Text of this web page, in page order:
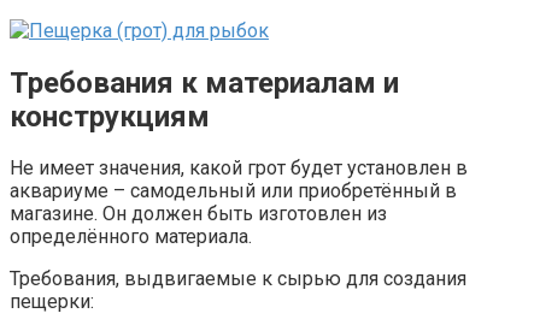
Требования к материалам и
конструкциям
Не имеет значения, какой грот будет установлен в
аквариуме – самодельный или приобретённый в
магазине. Он должен быть изготовлен из
определённого материала.
Требования, выдвигаемые к сырью для создания
пещерки: